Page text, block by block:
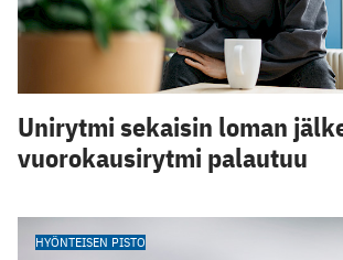
Unirytmi sekaisin loman
vuorokausirytmi palautuu
HYÖNTEISEN PISTO